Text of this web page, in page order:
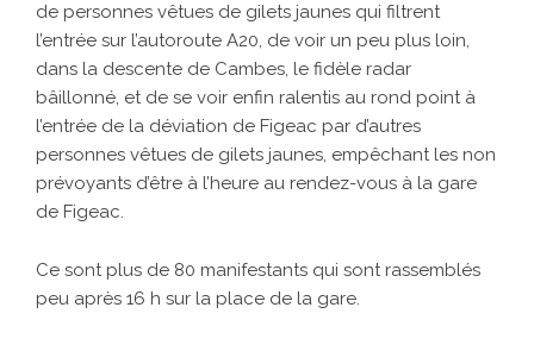
de personnes vêtues de gilets jaunes qui filtrent
l’entrée sur l’autoroute A20, de voir un peu plus loin,
dans la descente de Cambes, le fidèle radar
bâillonné, et de se voir enfin ralentis au rond point à
l’entrée de la déviation de Figeac par d’autres
personnes vêtues de gilets jaunes, empêchant les non
prévoyants d’être à l’heure au rendez-vous à la gare
de Figeac.
Ce sont plus de 80 manifestants qui sont rassemblés
peu après 16 h sur la place de la gare.